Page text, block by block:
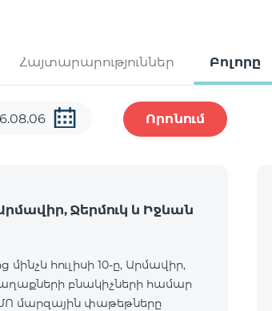
Հայտարարություններ Բոլորը
Որոնում
Ջերմուկ և Իջևան
մինչև հուլիսի 10-ը, Արմավիր,
բնակիչների համար
մարզային փաթեթները